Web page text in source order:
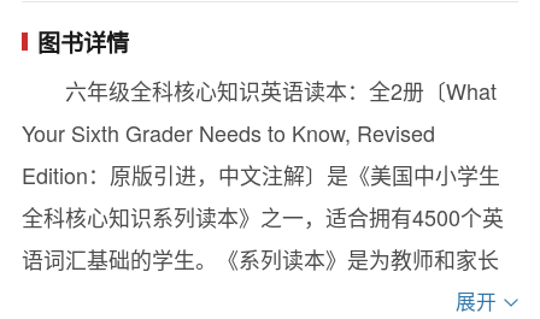
图书详情
六年级全科核心知识英语读本：全2册〔What
Your Sixth Grader Needs to Know, Revised
Edition：原版引进，中文注解〕是《美国中小学生
全科核心知识系列读本》之一，适合拥有4500个英
语词汇基础的学生。《系列读本》是为教师和家长
设计的教学辅助资源工具书，已出版的8个年级用书
展开